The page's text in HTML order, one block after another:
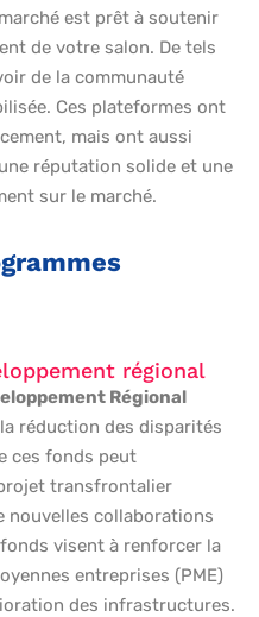
est prêt à soutenir
de votre salon. De tels
de la communauté
Ces plateformes ont
mais ont aussi
réputation solide et une
sur le marché.
régional
Régional
réduction des disparités
ces fonds peut
transfrontalier
nouvelles collaborations
visent à renforcer la
entreprises (PME)
des infrastructures.